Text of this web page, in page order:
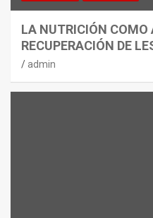
LA NUTRICIÓN COMO
RECUPERACIÓN DE
admin